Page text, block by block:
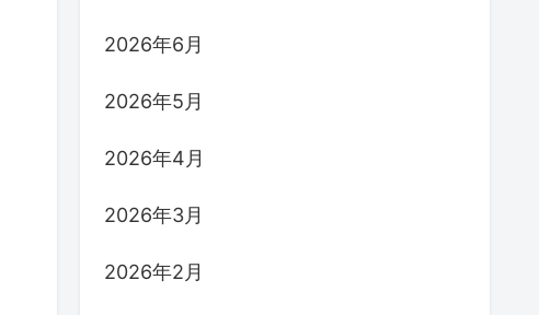
2026年6月
2026年5月
2026年4月
2026年3月
2026年2月